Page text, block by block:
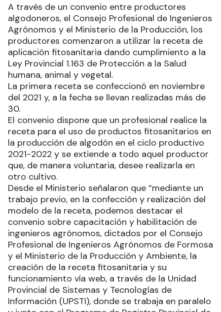
A través de un convenio entre productores
algodoneros, el Consejo Profesional de Ingenieros
Agrónomos y el Ministerio de la Producción, los
productores comenzaron a utilizar la receta de
aplicación fitosanitaria dando cumplimiento a la
Ley Provincial 1.163 de Protección a la Salud
humana, animal y vegetal.
La primera receta se confeccionó en noviembre
del 2021 y, a la fecha se llevan realizadas más de
30.
El convenio dispone que un profesional realice la
receta para el uso de productos fitosanitarios en
la producción de algodón en el ciclo productivo
2021-2022 y se extiende a todo aquel productor
que, de manera voluntaria, desee realizarla en
otro cultivo.
Desde el Ministerio señalaron que “mediante un
trabajo previo, en la confección y realización del
modelo de la receta, podemos destacar el
convenio sobre capacitación y habilitación de
ingenieros agrónomos, dictados por el Consejo
Profesional de Ingenieros Agrónomos de Formosa
y el Ministerio de la Producción y Ambiente, la
creación de la receta fitosanitaria y su
funcionamiento vía web, a través de la Unidad
Provincial de Sistemas y Tecnologías de
Información (UPSTI), donde se trabaja en paralelo